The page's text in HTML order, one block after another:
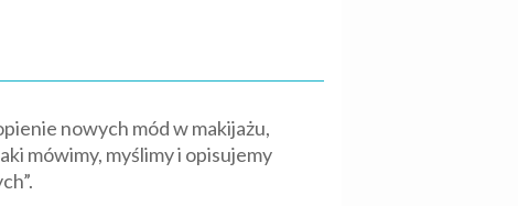
nowych mód w makijażu,
mówimy, myślimy i opisujemy